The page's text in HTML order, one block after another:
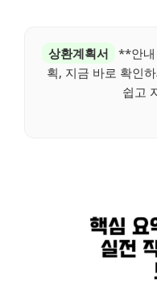
상환계획서
**안내
획, 지금 바로 확인
쉽고